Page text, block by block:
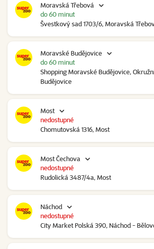
Moravská Třebová
Švestkový sad 1703/6, Moravská
do 60 minut
Moravské Budějovice
Shopping Moravské Budějovice,
Budějovice
do 60 minut
Most
Chomutovská 1316, Most
nedostupné
Most Čechova
Rudolická 3487/4a, Most
nedostupné
Náchod
City Market Polská 390, Náchod -
nedostupné